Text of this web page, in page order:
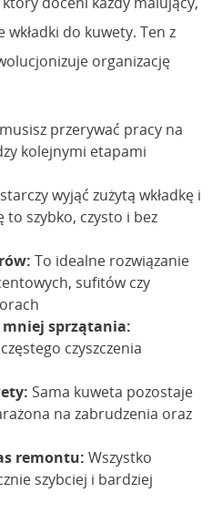
wkładki do kuwety. Ten z
organizację
przerywać pracy na
kolejnymi etapami
wyjąć zużytą wkładkę i
to szybko, czysto i bez
To idealne rozwiązanie
sufitów czy
mniej sprzątania:
czyszczenia
Sama kuweta pozostaje
na zabrudzenia oraz
remontu: Wszystko
szybciej i bardziej